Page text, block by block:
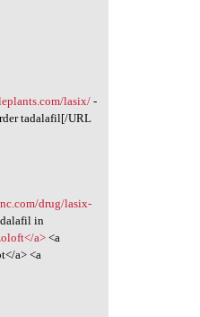
lasix/-
tadalafil[/URL
drug/lasix-
in
a> <a
a> <a